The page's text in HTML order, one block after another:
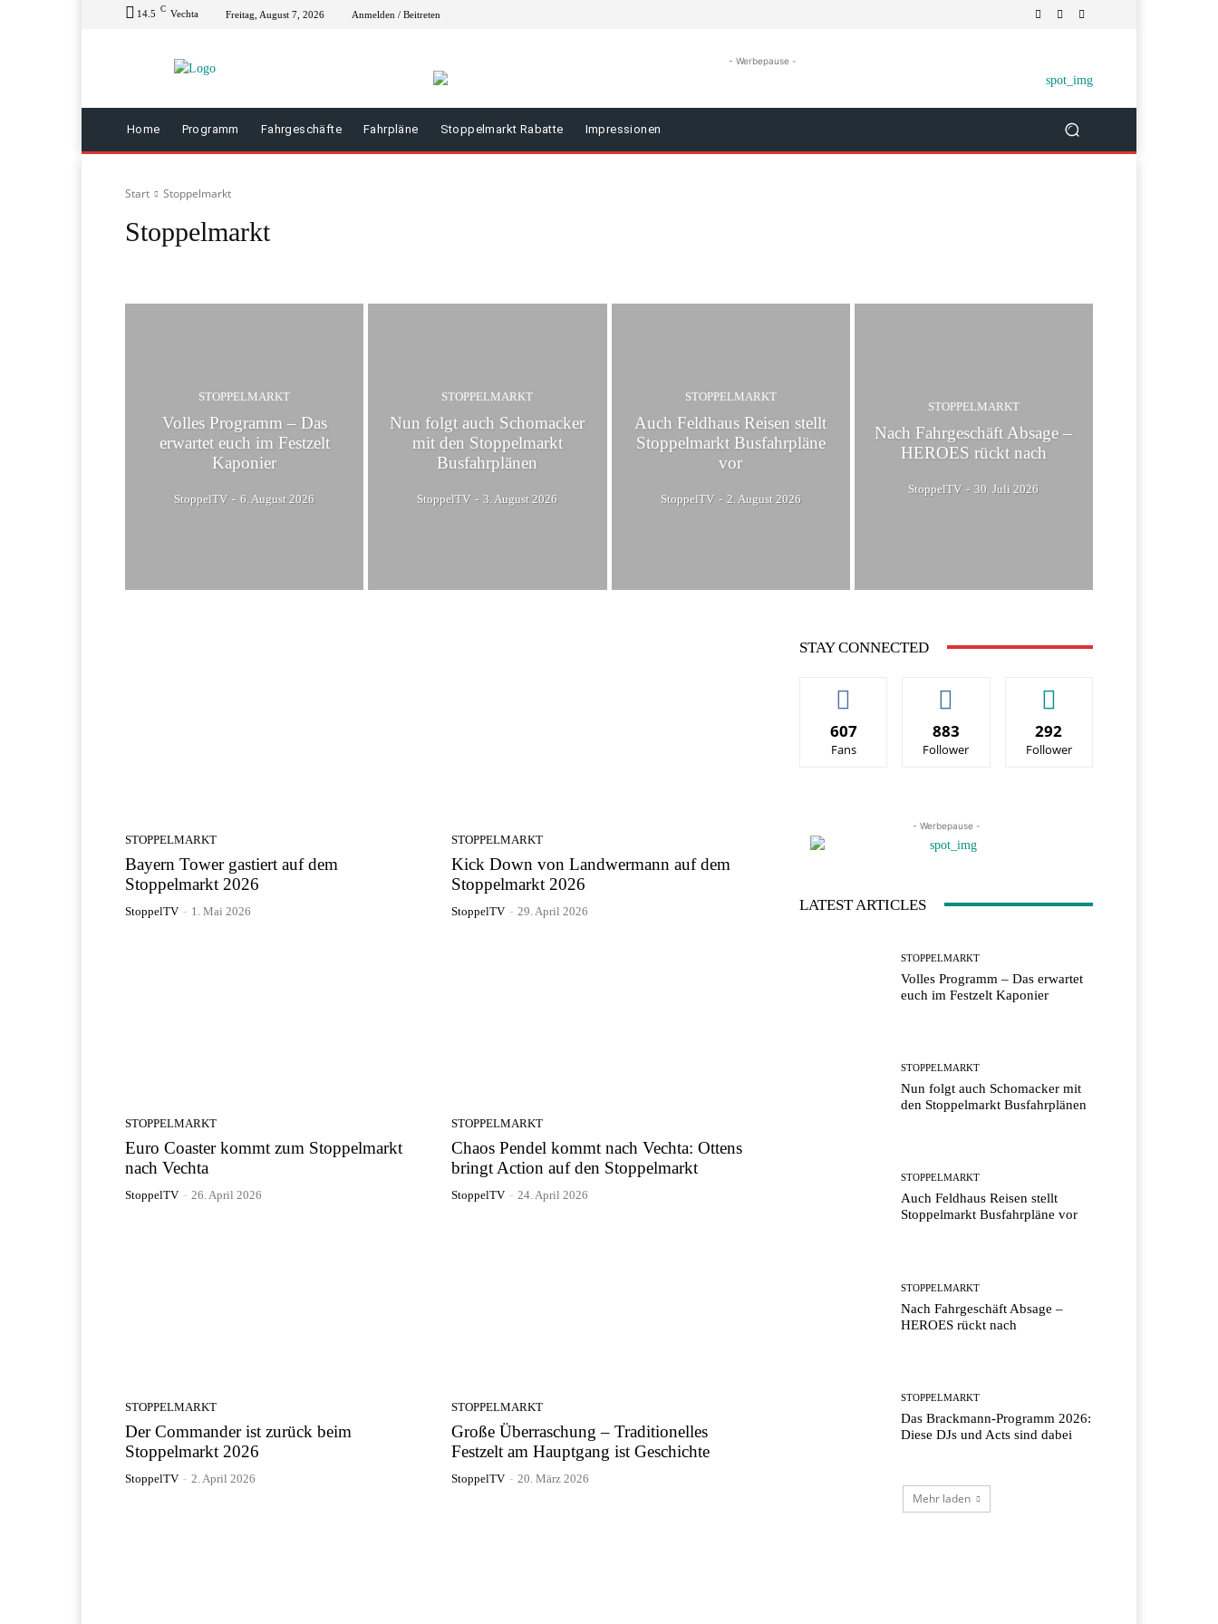
14.5 C Vechta Freitag, August 7, 2026 Anmelden / Beitreten
- Werbepause -
Home Programm Fahrgeschäfte Fahrpläne Stoppelmarkt Rabatte Impressionen
Start Stoppelmarkt
Stoppelmarkt
STOPPELMARKT
Volles Programm – Das
erwartet euch im Festzelt
Kaponier
StoppelTV - 6. August 2026
STOPPELMARKT
Nun folgt auch Schomacker
mit den Stoppelmarkt
Busfahrplänen
StoppelTV - 3. August 2026
STOPPELMARKT
Auch Feldhaus Reisen stellt
Stoppelmarkt Busfahrpläne
vor
StoppelTV - 2. August 2026
STOPPELMARKT
Nach Fahrgeschäft Absage –
HEROES rückt nach
StoppelTV - 30. Juli 2026
STOPPELMARKT
Bayern Tower gastiert auf dem
Stoppelmarkt 2026
StoppelTV - 1. Mai 2026
STOPPELMARKT
Kick Down von Landwermann auf dem
Stoppelmarkt 2026
StoppelTV - 29. April 2026
STOPPELMARKT
Euro Coaster kommt zum Stoppelmarkt
nach Vechta
StoppelTV - 26. April 2026
STOPPELMARKT
Chaos Pendel kommt nach Vechta: Ottens
bringt Action auf den Stoppelmarkt
StoppelTV - 24. April 2026
STOPPELMARKT
Der Commander ist zurück beim
Stoppelmarkt 2026
StoppelTV - 2. April 2026
STOPPELMARKT
Große Überraschung – Traditionelles
Festzelt am Hauptgang ist Geschichte
StoppelTV - 20. März 2026
STAY CONNECTED
607
Fans
883
Follower
292
Follower
- Werbepause -
LATEST ARTICLES
STOPPELMARKT
Volles Programm – Das erwartet
euch im Festzelt Kaponier
STOPPELMARKT
Nun folgt auch Schomacker mit
den Stoppelmarkt Busfahrplänen
STOPPELMARKT
Auch Feldhaus Reisen stellt
Stoppelmarkt Busfahrpläne vor
STOPPELMARKT
Nach Fahrgeschäft Absage –
HEROES rückt nach
STOPPELMARKT
Das Brackmann-Programm 2026:
Diese DJs und Acts sind dabei
Mehr laden